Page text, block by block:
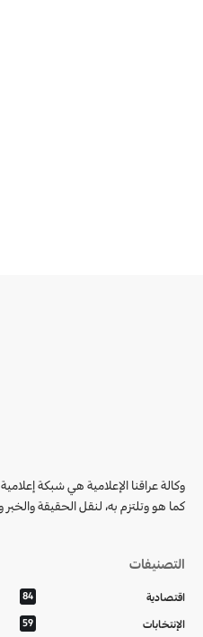
وكالة عراقنا الإعلامية هي شبكة
كما هو وتلتزم به، لنقل الحقيقة والخبر
التصنيفات
اقتصادية 84
الإنتخابات 59